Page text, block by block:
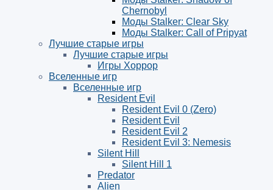
Chernobyl
Моды Stalker: Clear Sky
Моды Stalker: Call of Pripyat
Лучшие старые игры
Лучшие старые игры
Игры Хоррор
Вселенные игр
Вселенные игр
Resident Evil
Resident Evil 0 (Zero)
Resident Evil
Resident Evil 2
Resident Evil 3: Nemesis
Silent Hill
Silent Hill 1
Predator
Alien